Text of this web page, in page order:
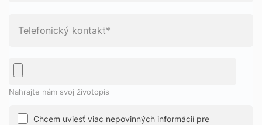
Nahrajte nám svoj životopis
Chcem uviesť viac nepovinných informácií pre